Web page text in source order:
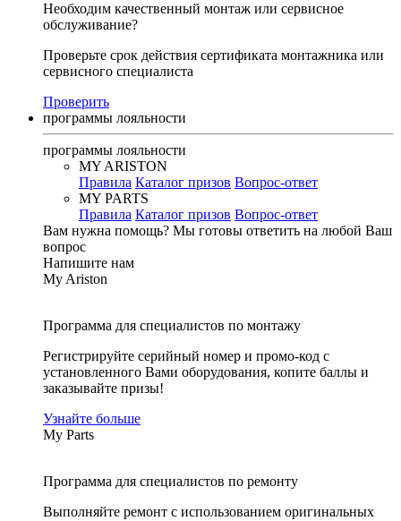
Необходим качественный монтаж или сервисное
обслуживание?
Проверьте срок действия сертификата монтажника или
сервисного специалиста
Проверить
программы лояльности
программы лояльности
MY ARISTON
Правила Каталог призов Вопрос-ответ
MY PARTS
Правила Каталог призов Вопрос-ответ
Вам нужна помощь? Мы готовы ответить на любой Ваш
вопрос
Напишите нам
My Ariston
Программа для специалистов по монтажу
Регистрируйте серийный номер и промо-код с
установленного Вами оборудования, копите баллы и
заказывайте призы!
Узнайте больше
My Parts
Программа для специалистов по ремонту
Выполняйте ремонт с использованием оригинальных